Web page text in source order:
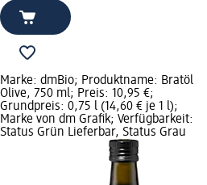
Marke: dmBio; Produktname: Bratöl
Olive, 750 ml; Preis: 10,95 €;
Grundpreis: 0,75 l (14,60 € je 1 l);
Marke von dm Grafik; Verfügbarkeit:
Status Grün Lieferbar, Status Grau